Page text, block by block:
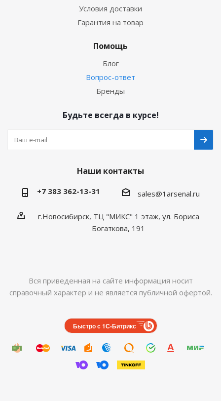
Условия доставки
Гарантия на товар
Помощь
Блог
Вопрос-ответ
Бренды
Будьте всегда в курсе!
Наши контакты
+7 383 362-13-31 sales@1arsenal.ru
г.Новосибирск, ТЦ "МИКС" 1 этаж, ул. Бориса
Богаткова, 191
Вся приведенная на сайте информация носит
справочный характер и не является публичной офертой.
Быстро с 1С-Битрикс